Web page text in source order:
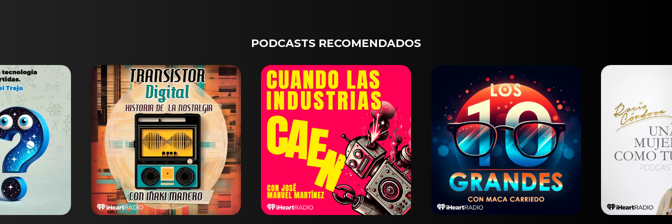
PODCASTS RECOMENDADOS